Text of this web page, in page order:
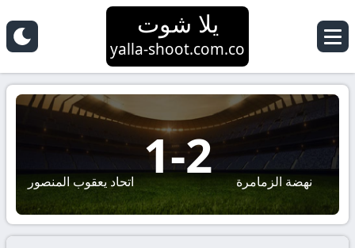
يلا شوت
yalla-shoot.com.co
نهضة الزمامرة 2
-
1 اتحاد يعقوب المنصور